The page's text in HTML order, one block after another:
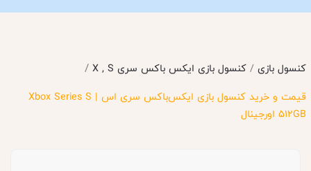
کنسول بازی / کنسول بازی ایکس باکس سری X , S /
قیمت و خرید کنسول بازی ایکس‌باکس سری اس | Xbox Series S
512GB اورجینال